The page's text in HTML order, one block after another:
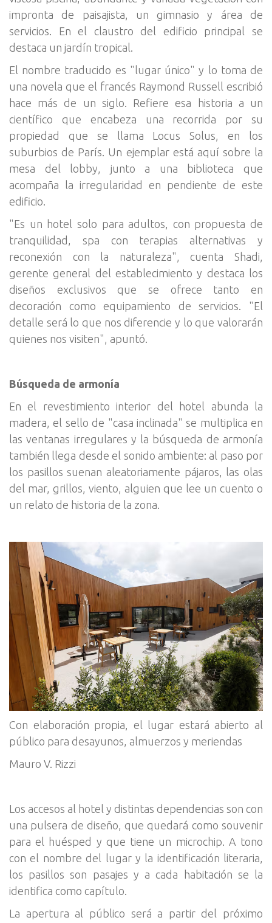
impronta de paisajista, un gimnasio y área de
servicios. En el claustro del edificio principal se
destaca un jardín tropical.
El nombre traducido es "lugar único" y lo toma de
una novela que el francés Raymond Russell escribió
hace más de un siglo. Refiere esa historia a un
científico que encabeza una recorrida por su
propiedad que se llama Locus Solus, en los
suburbios de París. Un ejemplar está aquí sobre la
mesa del lobby, junto a una biblioteca que
acompaña la irregularidad en pendiente de este
edificio.
"Es un hotel solo para adultos, con propuesta de
tranquilidad, spa con terapias alternativas y
reconexión con la naturaleza", cuenta Shadi,
gerente general del establecimiento y destaca los
diseños exclusivos que se ofrece tanto en
decoración como equipamiento de servicios. "El
detalle será lo que nos diferencie y lo que valorarán
quienes nos visiten", apuntó.
Búsqueda de armonía
En el revestimiento interior del hotel abunda la
madera, el sello de "casa inclinada" se multiplica en
las ventanas irregulares y la búsqueda de armonía
también llega desde el sonido ambiente: al paso por
los pasillos suenan aleatoriamente pájaros, las olas
del mar, grillos, viento, alguien que lee un cuento o
un relato de historia de la zona.
Con elaboración propia, el lugar estará abierto al
público para desayunos, almuerzos y meriendas
Mauro V. Rizzi
Los accesos al hotel y distintas dependencias son con
una pulsera de diseño, que quedará como souvenir
para el huésped y que tiene un microchip. A tono
con el nombre del lugar y la identificación literaria,
los pasillos son pasajes y a cada habitación se la
identifica como capítulo.
La apertura al público será a partir del próximo